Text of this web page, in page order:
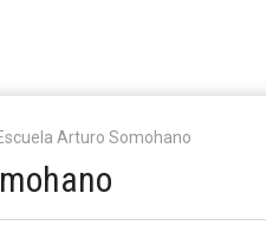
Arturo Somohano